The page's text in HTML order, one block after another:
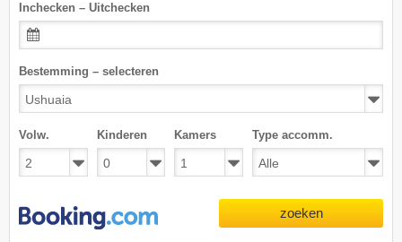
Inchecken – Uitchecken
Bestemming – selecteren
Volw. Kinderen Kamers Type accomm.
zoeken